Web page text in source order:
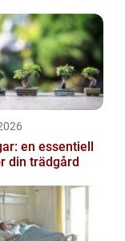
en essentiell
din trädgård